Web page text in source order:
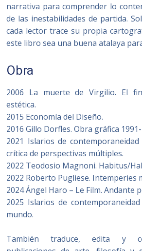
narrativa para comprender lo
de las inestabilidades de partida.
cada lector trace su propia
este libro sea una buena atalaya
Obra
2006 La muerte de Virgilio. El
estética.
2015 Economía del Diseño.
2016 Gillo Dorfles. Obra gráfica
2021 Islarios de
crítica de perspectivas múltiples.
2022 Teodosio Magnoni. Habitus/
2022 Roberto Pugliese. Intemperies
2024 Ángel Haro – Le Film. Andante
2025 Islarios de
mundo.
También traduce, edita y